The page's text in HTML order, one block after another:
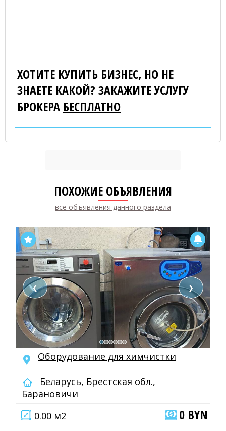
ХОТИТЕ КУПИТЬ БИЗНЕС, НО НЕ
ЗНАЕТЕ КАКОЙ? ЗАКАЖИТЕ УСЛУГУ
БРОКЕРА БЕСПЛАТНО
ПОХОЖИЕ ОБЪЯВЛЕНИЯ
все объявления данного раздела
❮ ❯
Оборудование для химчистки
Беларусь, Брестская обл.,
Барановичи
0.00 м2
0 BYN